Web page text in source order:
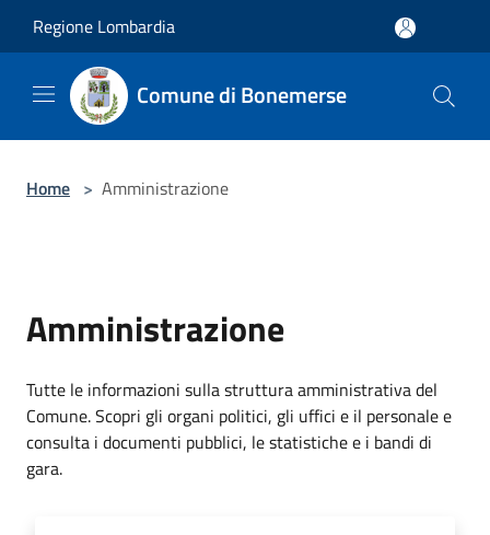
Regione Lombardia
Comune di Bonemerse
Home > Amministrazione
Amministrazione
Tutte le informazioni sulla struttura amministrativa del
Comune. Scopri gli organi politici, gli uffici e il personale e
consulta i documenti pubblici, le statistiche e i bandi di
gara.